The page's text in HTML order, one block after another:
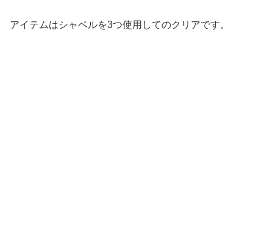
アイテムはシャベルを3つ使用してのクリアです。